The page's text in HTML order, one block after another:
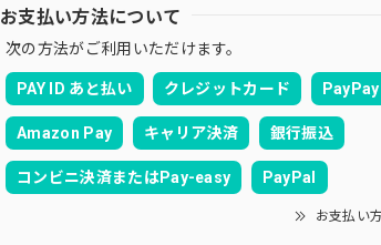
お支払い方法について
次の方法がご利用いただけます。
PAY ID あと払い クレジットカード PayPay
Amazon Pay キャリア決済 銀行振込
コンビニ決済またはPay-easy PayPal
お支払い